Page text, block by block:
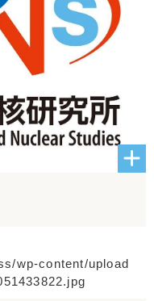
wp-content/upload